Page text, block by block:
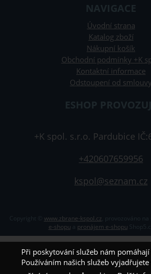
NAVIGACE
Úvodní strana
Katalog zboží
Nákupní košík
Obchodní podmínky +K
Kontaktní informace
Odstoupení od smlouvy
ESHOP
+K spol. s.r.o. Pardubice
+420607659956
kspol@seznam.cz
Copyright © www.zbrane-kspol.cz
e-shopu
pronájem e-shopu
Při poskytování služeb nám
Používáním našich služeb